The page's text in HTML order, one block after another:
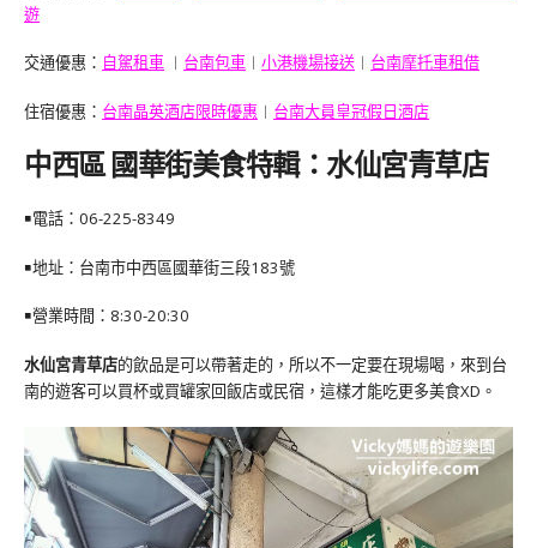
遊
交通優惠： 自駕租車 ︱ 台南包車 ︱ 小港機場接送 ︱ 台南摩托車租借
住宿優惠： 台南晶英酒店限時優惠 ︱ 台南大員皇冠假日酒店
中西區 國華街美食特輯：水仙宮青草店
￭電話： 06-225-8349
￭地址：台南市中西區國華街三段183號
￭營業時間：8:30-20:30
水仙宮青草店的飲品是可以帶著走的，所以不一定要在現場喝，來到台
南的遊客可以買杯或買罐家回飯店或民宿，這樣才能吃更多美食XD。